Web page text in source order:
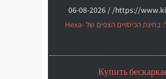
https://
06-08-2026
סיכום הניסוי ב'מקורות': בחינת הכיסויים הצפים של Hexa-
Купить